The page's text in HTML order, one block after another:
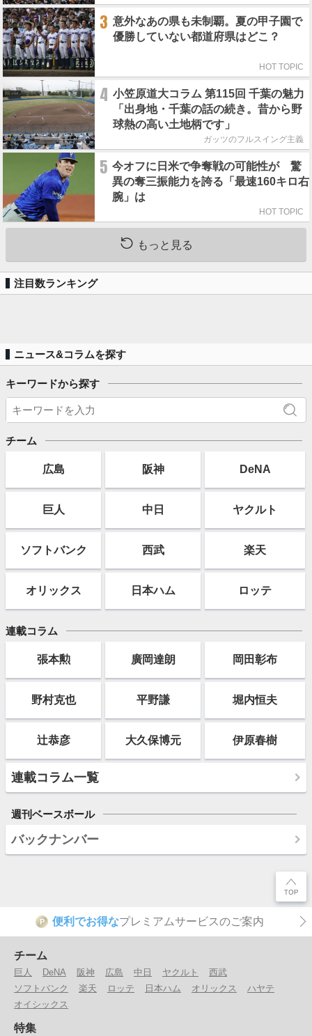
3 意外なあの県も未制覇。夏の甲子園で
優勝していない都道府県はどこ？
HOT TOPIC
4 小笠原道大コラム 第115回 千葉の魅力
「出身地・千葉の話の続き。昔から野
球熱の高い土地柄です」
ガッツのフルスイング主義
5 今オフに日米で争奪戦の可能性が 驚
異の奪三振能力を誇る「最速160キロ右
腕」は
HOT TOPIC
もっと見る
注目数ランキング
ニュース&コラムを探す
キーワードから探す
チーム
広島 阪神 DeNA
巨人 中日 ヤクルト
ソフト バンク 西武 楽天
オリックス 日本ハム ロッテ
連載コラム
張本勲 廣岡達朗 岡田彰布
野村克也 平野謙 堀内恒夫
辻恭彦 大久保博元 伊原春樹
連載コラム一覧
週刊ベースボール
バックナンバー
P 便利でお得なプレミアムサービスのご案内
チーム
巨人 DeNA 阪神 広島 中日 ヤクルト
西武
ソフトバンク
楽天 ロッテ 日本ハム オリックス
ハヤテ
オイシックス
特集